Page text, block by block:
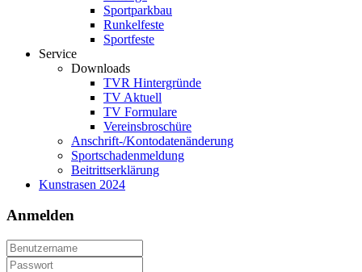
Sportparkbau
Runkelfeste
Sportfeste
Service
Downloads
TVR Hintergründe
TV Aktuell
TV Formulare
Vereinsbroschüre
Anschrift-/Kontodatenänderung
Sportschadenmeldung
Beitrittserklärung
Kunstrasen 2024
Anmelden